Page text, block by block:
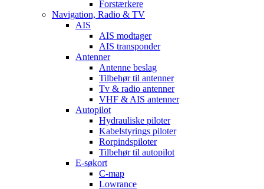
Forstærkere
Navigation, Radio & TV
AIS
AIS modtager
AIS transponder
Antenner
Antenne beslag
Tilbehør til antenner
Tv & radio antenner
VHF & AIS antenner
Autopilot
Hydrauliske piloter
Kabelstyrings piloter
Rorpindspiloter
Tilbehør til autopilot
E-søkort
C-map
Lowrance